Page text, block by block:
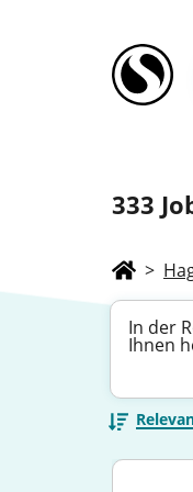
333
>
In der
Ihnen